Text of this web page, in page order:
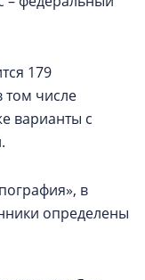
179
том числе
варианты с
в
определены